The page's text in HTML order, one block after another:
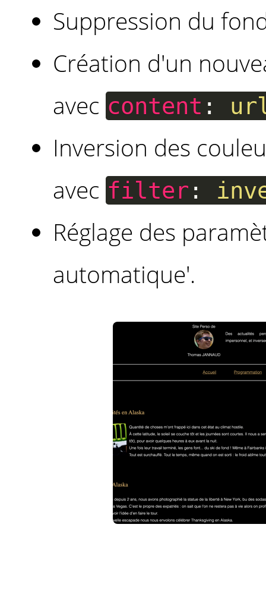
Suppression du
Création d'un
avec content :
Inversion des
avec filter :
Réglage des
automatique'.